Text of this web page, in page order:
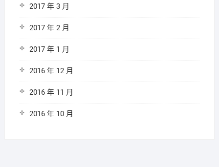
2017 年 3 月
2017 年 2 月
2017 年 1 月
2016 年 12 月
2016 年 11 月
2016 年 10 月